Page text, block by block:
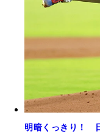
明暗くっきり！